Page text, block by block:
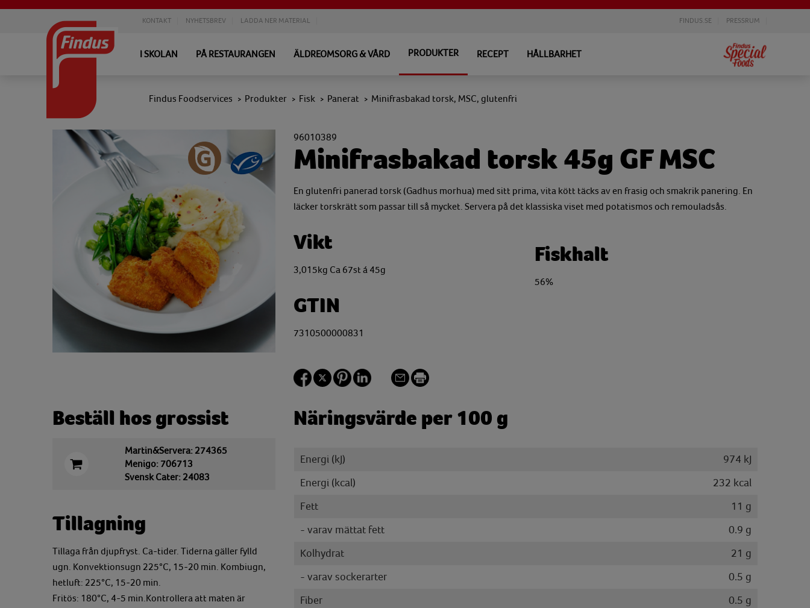
KONTAKT NYHETSBREV LADDA NER MATERIAL FINDUS.SE PRESSRUM
I SKOLAN PÅ RESTAURANGEN ÄLDREOMSORG & VÅRD PRODUKTER RECEPT HÅLLBARHET
Findus Foodservices > Produkter > Fisk > Panerat > Minifrasbakad torsk, MSC, glutenfri
96010389
Minifrasbakad torsk 45g GF MSC
En glutenfri panerad torsk (Gadhus morhua) med sitt prima, vita kött täcks av en frasig och smakrik panering. En
läcker torskrätt som passar till så mycket. Servera på det klassiska viset med potatismos och remouladsås.
Vikt
3,015kg Ca 67st á 45g
Fiskhalt
56%
GTIN
7310500000831
Beställ hos grossist
Martin&Servera: 274365
Menigo: 706713
Svensk Cater: 24083
Tillagning
Tillaga från djupfryst. Ca-tider. Tiderna gäller fylld
ugn. Konvektionsugn 225°C, 15-20 min. Kombiugn,
hetluft: 225°C, 15-20 min.
Fritös: 180°C, 4-5 min.Kontrollera att maten är
Näringsvärde per 100 g
Energi (kJ)
974 kJ
Energi (kcal)
232 kcal
Fett
11 g
- varav mättat fett
0.9 g
Kolhydrat
21 g
- varav sockerarter
0.5 g
Fiber
0.5 g